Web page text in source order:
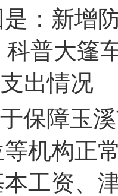
：新增
科普大篷
出情况
保障玉
机构正
工资、